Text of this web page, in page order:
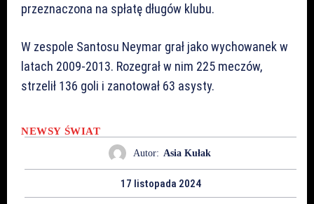
przeznaczona na spłatę długów klubu.
W zespole Santosu Neymar grał jako wychowanek w
latach 2009-2013. Rozegrał w nim 225 meczów,
strzelił 136 goli i zanotował 63 asysty.
NEWSY ŚWIAT
Autor: Asia Kułak
17 listopada 2024